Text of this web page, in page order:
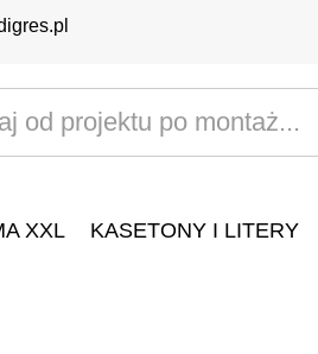
XXL KASETONY I LITERY